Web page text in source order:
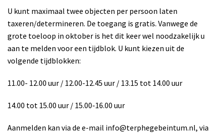
U kunt maximaal twee objecten per persoon laten
taxeren/determineren. De toegang is gratis. Vanwege de
grote toeloop in oktober is het dit keer wel noodzakelijk u
aan te melden voor een tijdblok. U kunt kiezen uit de
volgende tijdblokken:
11.00- 12.00 uur / 12.00-12.45 uur / 13.15 tot 14.00 uur
14.00 tot 15.00 uur / 15.00-16.00 uur
Aanmelden kan via de e-mail info@terphegebeintum.nl, via